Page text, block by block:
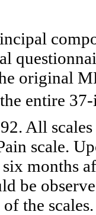
original
entire
All
scale.
six months
be
the scales.